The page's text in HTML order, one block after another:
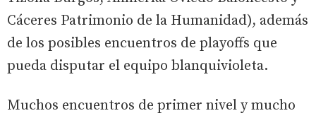
Cáceres Patrimonio de la Humanidad), además
de los posibles encuentros de playoffs que
pueda disputar el equipo blanquivioleta.
Muchos encuentros de primer nivel y mucho